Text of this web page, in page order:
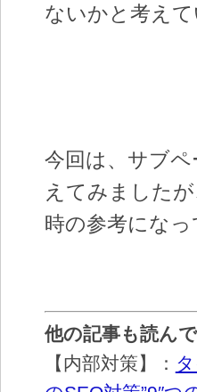
ないかと考えて
今回は、サブ
えてみました
時の参考にな
他の記事も読ん
【内部対策】：